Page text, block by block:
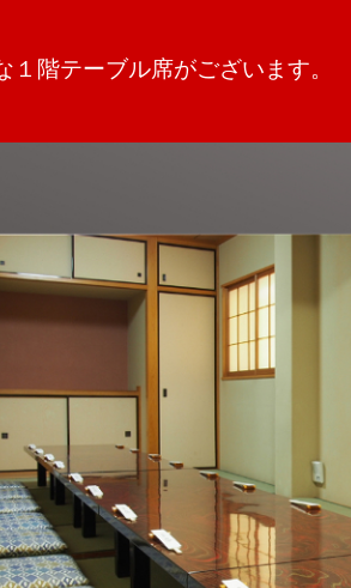
階テーブル席がございます。